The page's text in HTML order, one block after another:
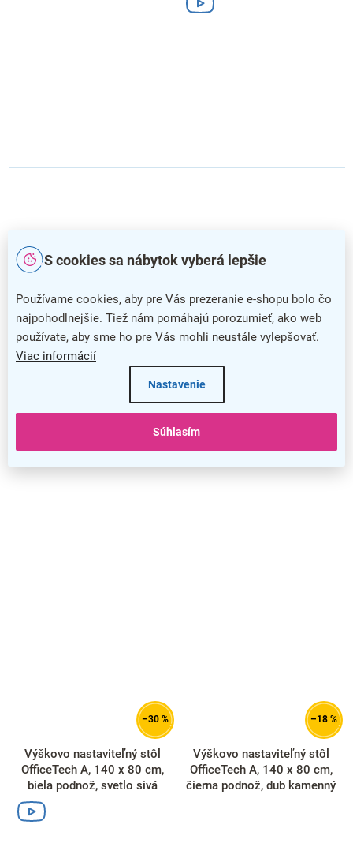
S cookies sa nábytok vyberá lepšie
Používame cookies, aby pre Vás prezeranie e-shopu bolo čo
najpohodlnejšie. Tiež nám pomáhajú porozumieť, ako web
používate, aby sme ho pre Vás mohli neustále vylepšovať.
Viac informácií
Nastavenie
Súhlasím
–6 %
Výškovo nastaviteľný stôl
OfficeTech A, 140 x 80 cm,
biela podnož, dub zlatý
–30 %
OfficeTech A, 140 x 80 cm,
–30 %
Výškovo nastaviteľný stôl
OfficeTech A, 140 x 80 cm,
biela podnož, svetlo sivá
–18 %
Výškovo nastaviteľný stôl
OfficeTech A, 140 x 80 cm,
čierna podnož, dub kamenný